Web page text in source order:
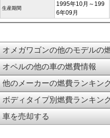
生産期間
1995年10月～199
6年09月
オメガワゴンの他のモデルの
オペルの他の車の燃費情報
他のメーカーの燃費ランキン
ボディタイプ別燃費ランキン
車を売却する